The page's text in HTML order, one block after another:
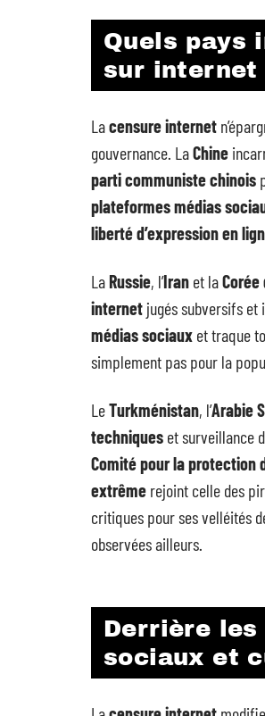
Quels pays
sur internet
Lacensure internet
gouvernance. LaChine
parti communiste chinois
plateformes médias
liberté d’expression en
LaRussie, l’Iran et laCorée
internet jugés subversifs et
médias sociaux et traque
simplement pas pour la
LeTurkménistan, l’Arabie
techniques et surveillance
Comité pour la protection
extrême rejoint celle des
critiques pour ses velléités
observées ailleurs.
Derrière
sociaux et